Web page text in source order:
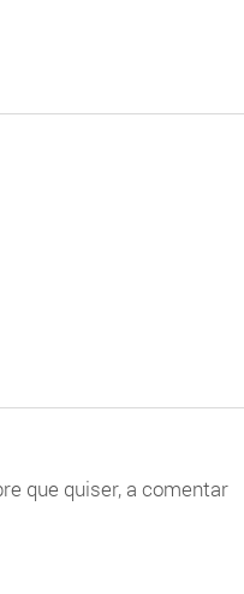
que quiser, a comentar